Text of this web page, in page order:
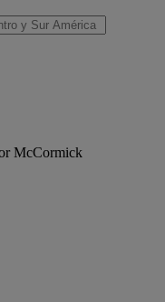
McCormick